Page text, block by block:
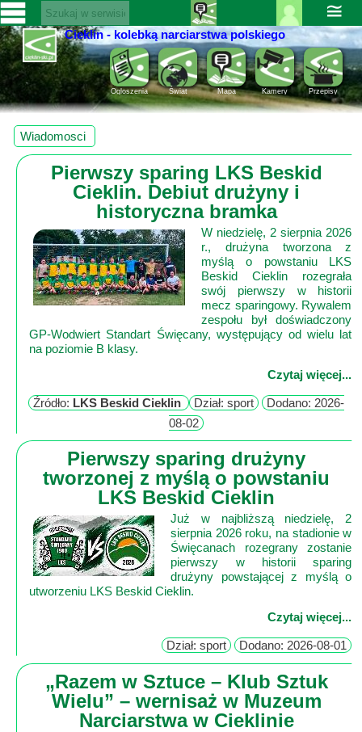
SERWISY
CIEKLIN-
SKI.PL
Wiadomości
Kultura
regionu
Ciekawostki
Filmy
Informacje
Przydatne
Parafia
Instytucje
Organizacje
Historia
Zaloguj
się ››
Rejestracja
Pomoc
≅
Cieklin - kolebką narciarstwa polskiego
Przepisy
Kamery
Mapa
Świat
Ogloszenia
Wiadomosci
Pierwszy sparing LKS Beskid
Cieklin. Debiut drużyny i
historyczna bramka
W niedzielę, 2 sierpnia 2026
r., drużyna tworzona z
myślą o powstaniu LKS
Beskid Cieklin rozegrała
swój pierwszy w historii
mecz sparingowy. Rywalem
zespołu był doświadczony
GP‑Wodwiert Standart Święcany, występujący od wielu lat
na poziomie B klasy.
Czytaj więcej...
Źródło: LKS Beskid Cieklin Dział: sport
Dodano: 2026-
08-02
Pierwszy sparing drużyny
tworzonej z myślą o powstaniu
LKS Beskid Cieklin
Już w najbliższą niedzielę, 2
sierpnia 2026 roku, na stadionie w
Święcanach rozegrany zostanie
pierwszy w historii sparing
drużyny powstającej z myślą o
utworzeniu LKS Beskid Cieklin.
Czytaj więcej...
Dział: sport Dodano: 2026-08-01
„Razem w Sztuce – Klub Sztuk
Wielu” – wernisaż w Muzeum
Narciarstwa w Cieklinie